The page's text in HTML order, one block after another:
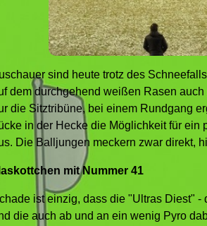
sind heute trotz des
dem durchgehend weißen Rasen
die Sitztribüne, bei einem Rundgang
in der Hecke die Möglichkeit für ein
Die Balljungen meckern zwar direkt,
mit Nummer 41
ist einzig, dass die "Ultras Diest" -
die auch ab und an ein wenig Pyro